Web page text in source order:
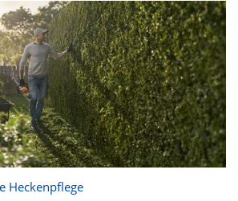
Heckenpflege